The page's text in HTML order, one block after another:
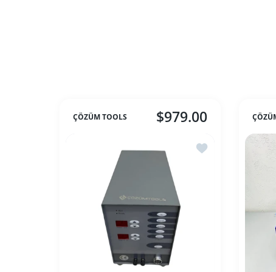
ÇÖZÜM TOOLS $979.00
İstek listesine ekle